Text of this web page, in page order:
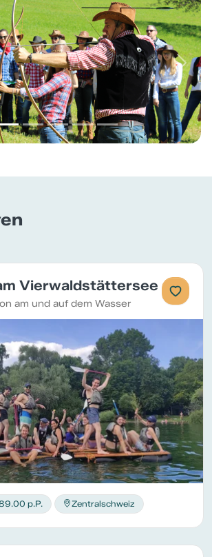
Next
Vierwaldstättersee
am und auf dem Wasser
p.P. Zentralschweiz